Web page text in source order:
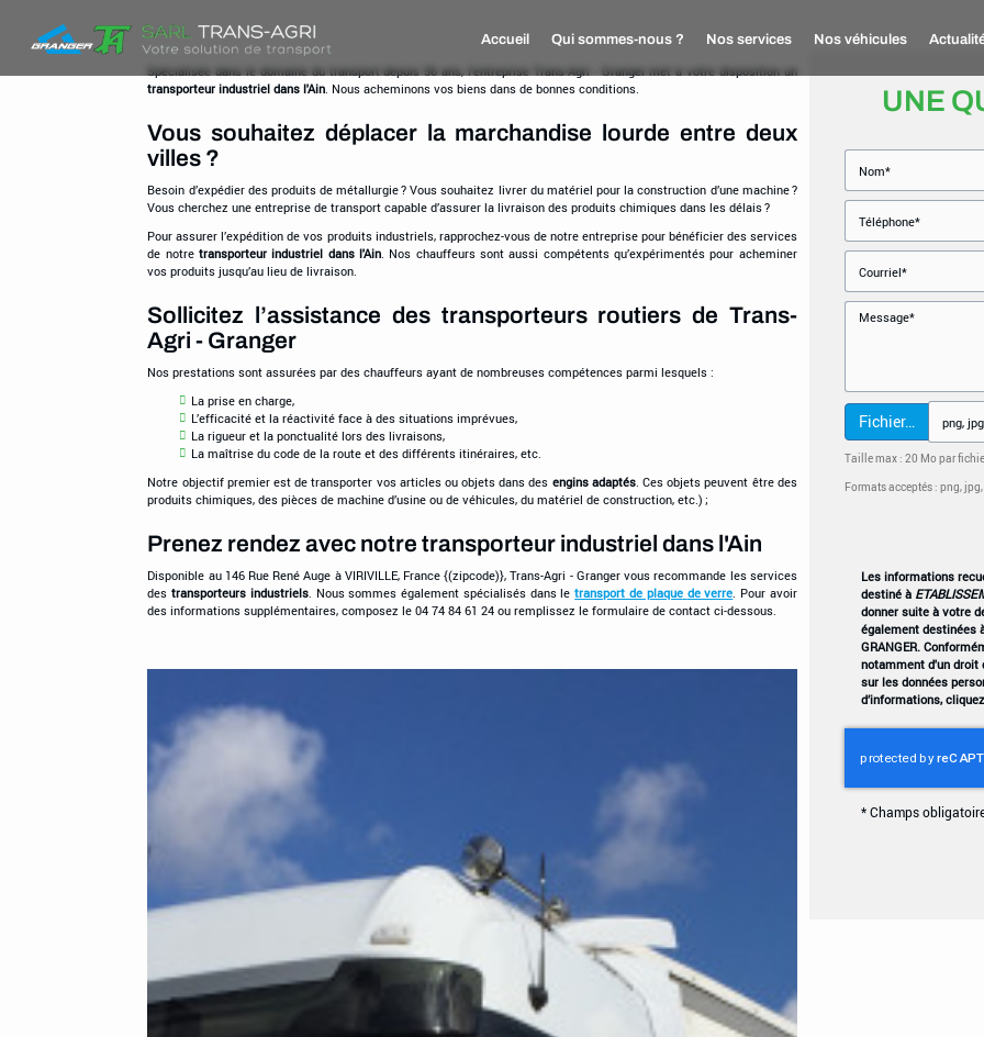
-
Granger
Accueil Qui sommes-nous ? Nos services Nos véhicules
Spécialisée dans le domaine du transport depuis 56 ans, l’entreprise Trans-Agri - Granger met à votre disposition un
transporteur industriel dans l'Ain. Nous acheminons vos biens dans de bonnes conditions.
Vous souhaitez déplacer la marchandise lourde entre deux
villes ?
Besoin d’expédier des produits de métallurgie ? Vous souhaitez livrer du matériel pour la construction d’une machine ?
Vous cherchez une entreprise de transport capable d’assurer la livraison des produits chimiques dans les délais ?
Pour assurer l’expédition de vos produits industriels, rapprochez-vous de notre entreprise pour bénéficier des services
de notretransporteur industriel dans l'Ain. Nos chauffeurs sont aussi compétents qu’expérimentés pour acheminer
vos produits jusqu’au lieu de livraison.
Sollicitez l’assistance des transporteurs routiers de Trans-
Agri - Granger
Nos prestations sont assurées par des chauffeurs ayant de nombreuses compétences parmi lesquels :
La prise en charge,
L’efficacité et la réactivité face à des situations imprévues,
La rigueur et la ponctualité lors des livraisons,
La maîtrise du code de la route et des différents itinéraires, etc.
Notre objectif premier est de transporter vos articles ou objets dans des engins adaptés. Ces objets peuvent être des
produits chimiques, des pièces de machine d’usine ou de véhicules, du matériel de construction, etc.) ;
Prenez rendez avec notre transporteur industriel dans l'Ain
Disponible au 146 Rue René Auge à VIRIVILLE, France {(zipcode)}, Trans-Agri - Granger vous recommande les services
destransporteurs industriels. Nous sommes également spécialisés dans letransport de plaque de verre. Pour avoir
des informations supplémentaires, composez le 04 74 84 61 24 ou remplissez le formulaire de contact ci-dessous.
UNE
Fichier…
Taille max : 20 Mo par
Formats acceptés : png,
Les informations
destiné à
donner suite à votre
également destinées
GRANGER.
notamment d'un droit
sur les données
d’informations, cliquez
*Champs